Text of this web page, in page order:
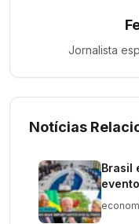
Jornalista
Notícias
Brasil